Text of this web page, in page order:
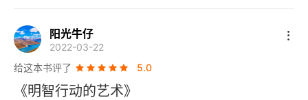
小数定律
12 请谨慎对待你的期望
图片，但实际上是先 图片再文字的，不知道纸质书
是不是也这样。总体来说，很不错，五星推荐。
阳光牛仔
2022-03-22
给这本书评了
5.0
《明智行动的艺术》